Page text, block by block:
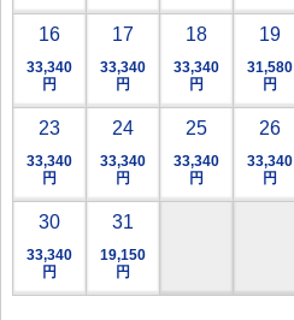
16
33,340
円
17
33,340
円
18
33,340
円
19
31,580
円
23
33,340
円
24
33,340
円
25
33,340
円
26
33,340
円
30
33,340
円
31
19,150
円